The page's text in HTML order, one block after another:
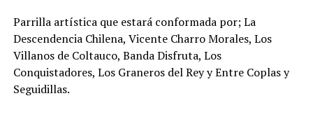
Parrilla artística que estará conformada por; La
Descendencia Chilena, Vicente Charro Morales, Los
Villanos de Coltauco, Banda Disfruta, Los
Conquistadores, Los Graneros del Rey y Entre Coplas y
Seguidillas.